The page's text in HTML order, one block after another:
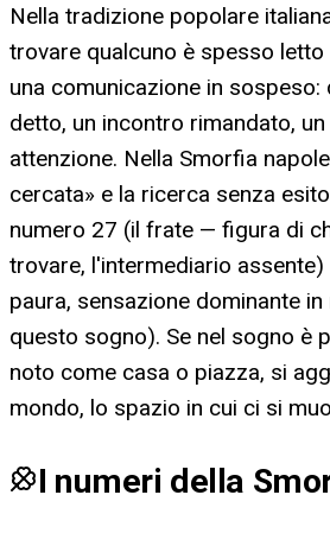
Nella tradizione popolare
trovare qualcuno è spesso
una comunicazione in sospeso:
detto, un incontro rimandato,
attenzione. Nella Smorfia
cercata» e la ricerca senza
numero 27 (il frate — figura di
trovare, l'intermediario assente)
paura, sensazione dominante
questo sogno). Se nel sogno è
noto come casa o piazza, si
mondo, lo spazio in cui ci si
I numeri della